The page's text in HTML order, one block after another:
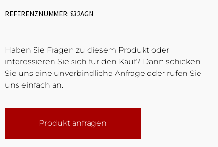
REFERENZNUMMER: 832AGN
Haben Sie Fragen zu diesem Produkt oder
interessieren Sie sich für den Kauf? Dann schicken
Sie uns eine unverbindliche Anfrage oder rufen Sie
uns einfach an.
Produkt anfragen